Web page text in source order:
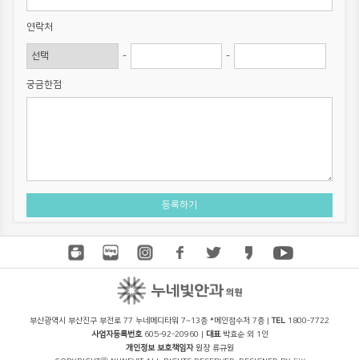
연락처
- -
궁금한점
부산광역시 부산진구 부전로 77 누네메디타워 7~13층 *메인접수처 7층 | TEL 1800-7722
사업자등록번호605-92-20960 | 대표박효순 외 1인
개인정보 보호책임자원장 류규원